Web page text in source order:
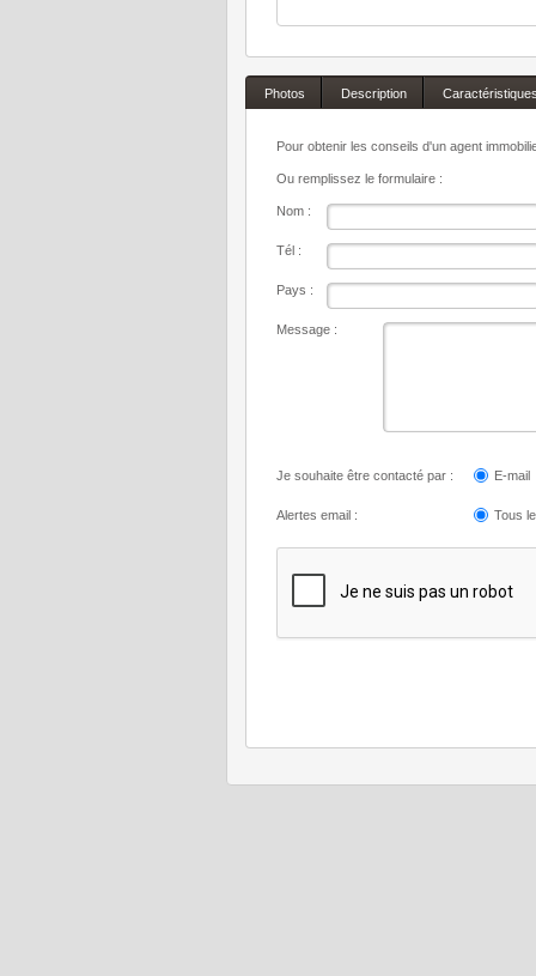
Photos Description
Pour obtenir les conseils d'un agent
Ou remplissez le formulaire :
Nom :
Tél :
Pays :
Message :
Je souhaite être contacté par : E-mail
Alertes email : Tous